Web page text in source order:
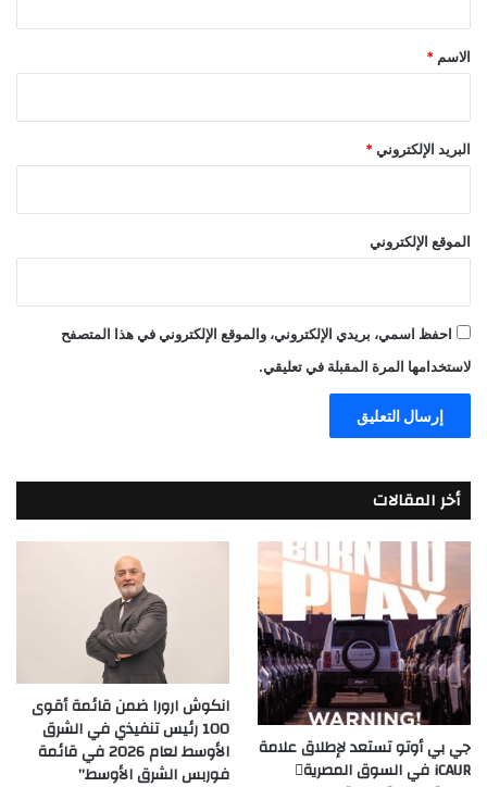
*
الاسم *
البريد الإلكتروني *
الموقع الإلكتروني
احفظ اسمي، بريدي الإلكتروني، والموقع الإلكتروني في هذا المتصفح
لاستخدامها المرة المقبلة في تعليقي.
أخر المقالات
جي بي أوتو تستعد لإطلاق علامة
iCAUR في السوق المصرية
انكوش ارورا ضمن قائمة أقوى
100 رئيس تنفيذي في الشرق
الأوسط لعام 2026 في قائمة
فوربس الشرق الأوسط”